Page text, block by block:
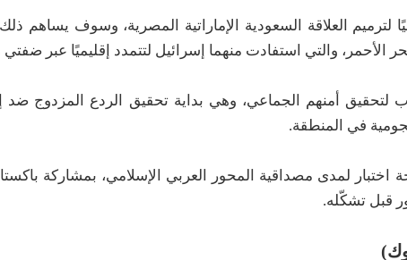
لترميم العلاقة السعودية الإماراتية المصرية، وسوف يساهم
الأحمر، والتي استفادت منهما إسرائيل لتتمدد إقليميًا عبر
لتحقيق أمنهم الجماعي، وهي بداية تحقيق الردع المزدوج ضد
في المنطقة.
لمدى مصداقية المحور العربي الإسلامي، بمشاركة
قبل تشكّله.